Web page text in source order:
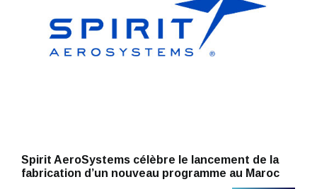
Spirit AeroSystems célèbre le lancement de la
fabrication d’un nouveau programme au Maroc